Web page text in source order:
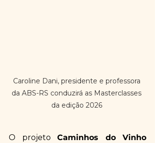
Caroline Dani, presidente e professora
da ABS-RS conduzirá as Masterclasses
da edição 2026
O projeto Caminhos do Vinho